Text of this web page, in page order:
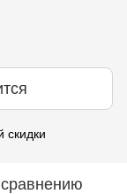
скидки